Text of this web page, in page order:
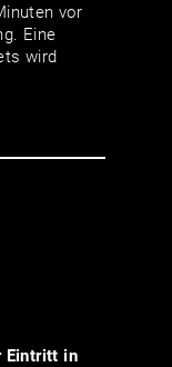
vor
Eine
wird
Eintritt in